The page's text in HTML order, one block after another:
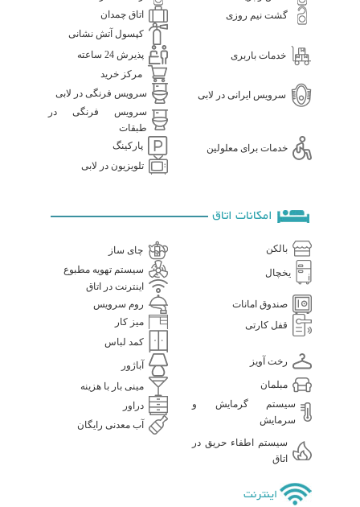
گشت نیم روزی
اتاق چمدان
کپسول آتش نشانی
خدمات باربری
پذیرش 24 ساعته
مرکز خرید
سرویس ایرانی در لابی
سرویس فرنگی در لابی
سرویس فرنگی در
طبقات
خدمات برای معلولین
پارکینگ
تلویزیون در لابی
امکانات اتاق
بالکن
چای ساز
یخچال
سیستم تهویه مطبوع
اینترنت در اتاق
صندوق امانات
روم سرویس
قفل کارتی
میز کار
کمد لباس
رخت آویز
آباژور
مبلمان
مینی بار با هزینه
سیستم گرمایش و
سرمایش
دراور
آب معدنی رایگان
سیستم اطفاء حریق در
اتاق
اینترنت